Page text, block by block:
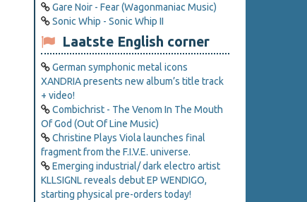
Gare Noir - Fear (Wagonmaniac Music)
Sonic Whip - Sonic Whip II
Laatste English corner
German symphonic metal icons
XANDRIA presents new album’s title track
+ video!
Combichrist - The Venom In The Mouth
Of God (Out Of Line Music)
Christine Plays Viola launches final
fragment from the F.I.V.E. universe.
Emerging industrial/ dark electro artist
KLLSIGNL reveals debut EP WENDIGO,
starting physical pre-orders today!